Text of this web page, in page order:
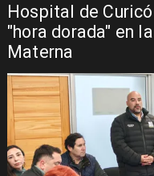
Hospital de
"hora dorada" en
Materna